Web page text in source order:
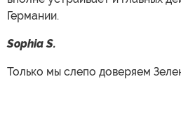
Германии.
Sophia S.
Только мы слепо доверяем